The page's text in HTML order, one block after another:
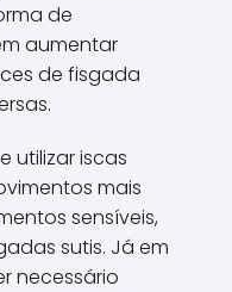
de
aumentar
de fisgada
utilizar iscas
mais
sensíveis,
sutis. Já em
necessário